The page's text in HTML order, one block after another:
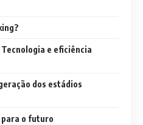
e eficiência
dos estádios
o futuro